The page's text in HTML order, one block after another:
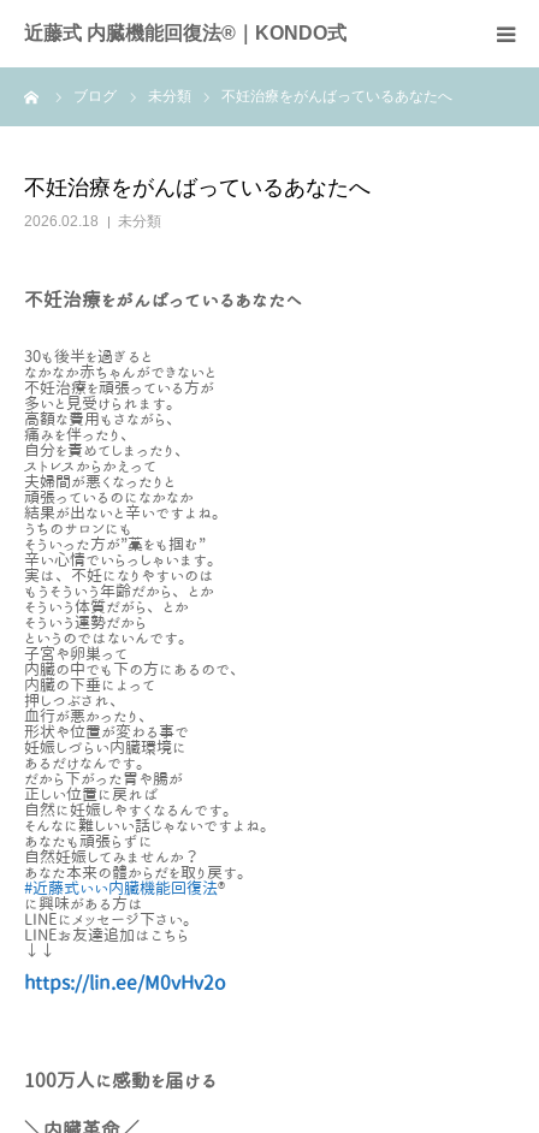
近藤式 内臓機能回復法®｜KONDO式
ブログ 未分類 不妊治療をがんばっているあなたへ
不妊治療をがんばっているあなたへ
2026.02.18 未分類
不妊治療をがんばっているあなたへ
30も後半を過ぎると
なかなか赤ちゃんができないと
不妊治療を頑張っている方が
多いと見受けられます。
高額な費用もさながら、
痛みを伴ったり、
自分を責めてしまったり、
ストレスからかえって
夫婦間が悪くなったりと
頑張っているのになかなか
結果が出ないと辛いですよね。
うちのサロンにも
そういった方が”藁をも掴む”
辛い心情でいらっしゃいます。
実は、不妊になりやすいのは
もうそういう年齢だから、とか
そういう体質だがら、とか
そういう運勢だから
というのではないんです。
子宮や卵巣って
内臓の中でも下の方にあるので、
内臓の下垂によって
押しつぶされ、
血行が悪かったり、
形状や位置が変わる事で
妊娠しづらい内臓環境に
あるだけなんです。
だから下がった胃や腸が
正しい位置に戻れば
自然に妊娠しやすくなるんです。
そんなに難しいい話じゃないですよね。
あなたも頑張らずに
自然妊娠してみませんか？
あなた本来の體からだを取り戻す。
#近藤式いい内臓機能回復法®︎
に興味がある方は
LINEにメッセージ下さい。
LINEお友達追加はこちら
↓↓
https://lin.ee/M0vHv2o
100万人に感動を届ける
近藤式内臓機能回復法とは
サロンのご案内
全国のサロン
お問合せ
頭痛